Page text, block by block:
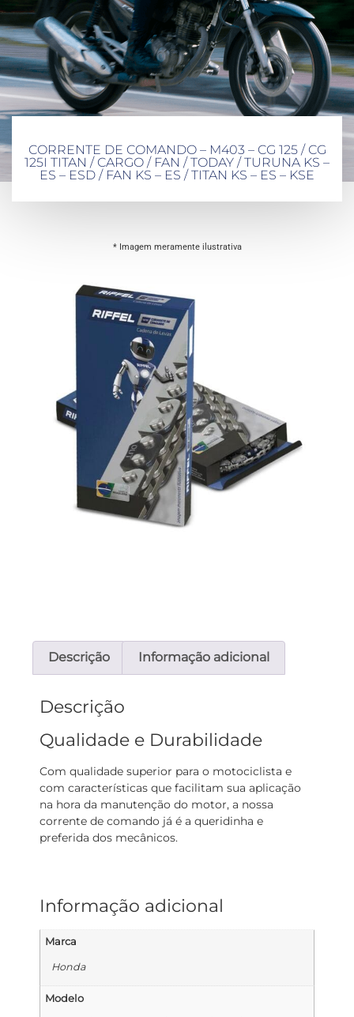
CORRENTE DE COMANDO – M403 – CG 125 / CG
125I TITAN / CARGO / FAN / TODAY / TURUNA KS –
ES – ESD / FAN KS – ES / TITAN KS – ES – KSE
Descrição Informação adicional
Descrição
Qualidade e Durabilidade
Com qualidade superior para o motociclista e
com características que facilitam sua aplicação
na hora da manutenção do motor, a nossa
corrente de comando já é a queridinha e
preferida dos mecânicos.
Informação adicional
Marca
Honda
Modelo
* Imagem meramente ilustrativa